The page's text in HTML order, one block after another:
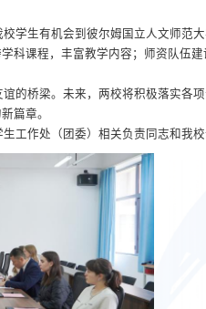
学生有机会到彼尔姆国立人文师范
科课程，丰富教学内容；师资队伍
的桥梁。未来，两校将积极落实各项
篇章。
工作处（团委）相关负责同志和我校